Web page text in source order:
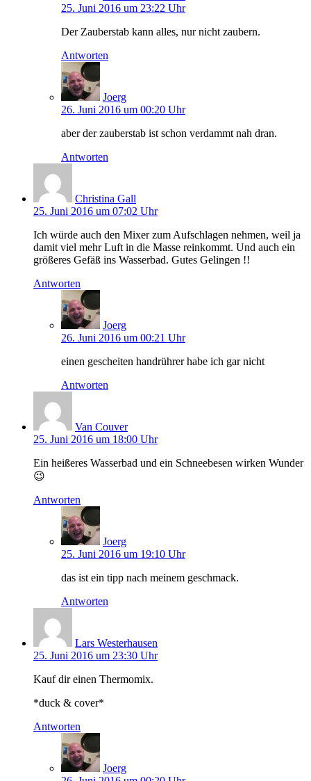
25. Juni 2016 um 23:22 Uhr
Der Zauberstab kann alles, nur nicht zaubern.
Antworten
Joerg
26. Juni 2016 um 00:20 Uhr
aber der zauberstab ist schon verdammt nah dran.
Antworten
Christina Gall
25. Juni 2016 um 07:02 Uhr
Ich würde auch den Mixer zum Aufschlagen nehmen, weil ja
damit viel mehr Luft in die Masse reinkommt. Und auch ein
größeres Gefäß ins Wasserbad. Gutes Gelingen !!
Antworten
Joerg
26. Juni 2016 um 00:21 Uhr
einen gescheiten handrührer habe ich gar nicht
Antworten
Van Couver
25. Juni 2016 um 18:00 Uhr
Ein heißeres Wasserbad und ein Schneebesen wirken Wunder
😉
Antworten
Joerg
25. Juni 2016 um 19:10 Uhr
das ist ein tipp nach meinem geschmack.
Antworten
Lars Westerhausen
25. Juni 2016 um 23:30 Uhr
Kauf dir einen Thermomix.
*duck & cover*
Antworten
Joerg